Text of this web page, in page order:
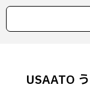
USAATO